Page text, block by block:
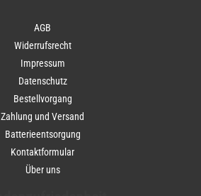
AGB
Widerrufsrecht
Impressum
Datenschutz
Bestellvorgang
Zahlung und Versand
Batterieentsorgung
Kontaktformular
Über uns